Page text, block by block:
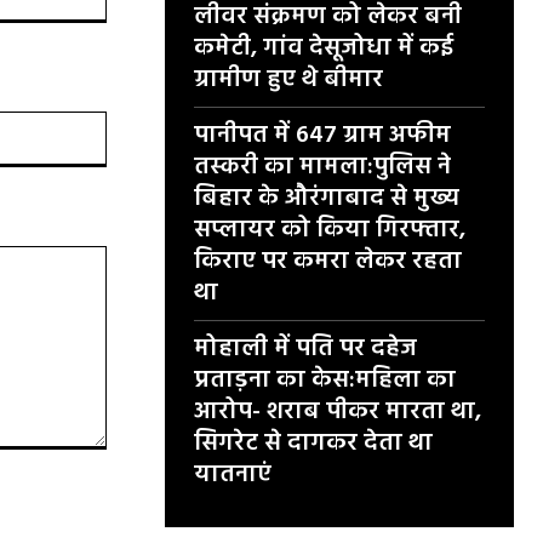
लीवर संक्रमण को लेकर बनी
कमेटी, गांव देसूजोधा में कई
ग्रामीण हुए थे बीमार
पानीपत में 647 ग्राम अफीम
तस्करी का मामला:पुलिस ने
बिहार के औरंगाबाद से मुख्य
सप्लायर को किया गिरफ्तार,
किराए पर कमरा लेकर रहता
था
मोहाली में पति पर दहेज
प्रताड़ना का केस:महिला का
आरोप- शराब पीकर मारता था,
सिगरेट से दागकर देता था
यातनाएं